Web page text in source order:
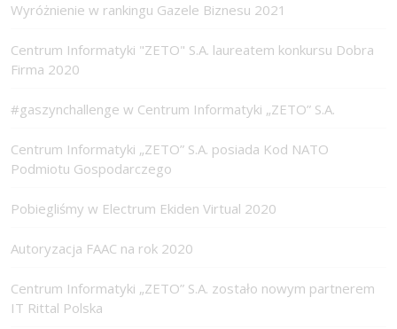
Wyróżnienie w rankingu Gazele Biznesu 2021
Centrum Informatyki "ZETO" S.A. laureatem konkursu Dobra
Firma 2020
#gaszynchallenge w Centrum Informatyki „ZETO” S.A.
Centrum Informatyki „ZETO” S.A. posiada Kod NATO
Podmiotu Gospodarczego
Pobiegliśmy w Electrum Ekiden Virtual 2020
Autoryzacja FAAC na rok 2020
Centrum Informatyki „ZETO” S.A. zostało nowym partnerem
IT Rittal Polska